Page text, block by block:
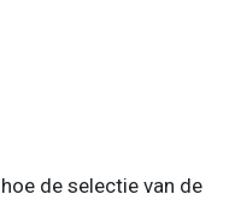
de selectie van de